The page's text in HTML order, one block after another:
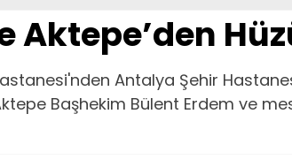
Aktepe’den
Antalya Şehir
Başhekim Bülent Erdem ve